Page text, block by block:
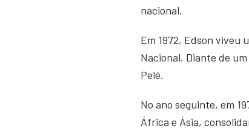
nacional.
Em 1972, Edson viveu
Nacional. Diante de
Pelé.
No ano seguinte, em
África e Ásia,